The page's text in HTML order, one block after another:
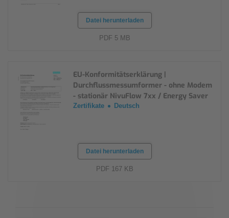
Datei herunterladen
PDF 5 MB
EU-Konformitätserklärung |
Durchflussmessumformer - ohne Modem
- stationär NivuFlow 7xx / Energy Saver
Zertifikate Deutsch
Datei herunterladen
PDF 167 KB